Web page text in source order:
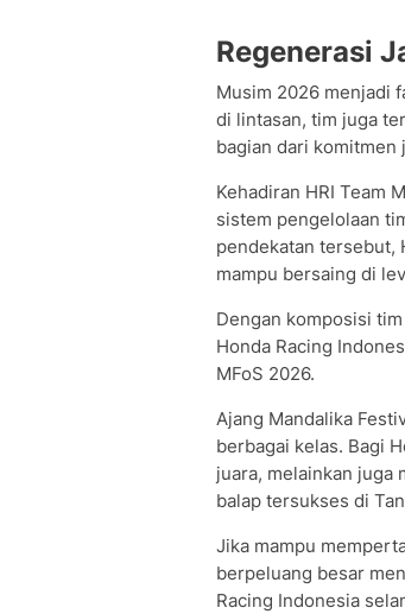
Regenerasi
Musim 2026 menjadi
di lintasan, tim juga
bagian dari komitmen
Kehadiran HRI Team
sistem pengelolaan
pendekatan tersebut,
mampu bersaing di
Dengan komposisi
Honda Racing
MFoS 2026.
Ajang Mandalika
berbagai kelas. Bagi
juara, melainkan juga
balap tersukses di
Jika mampu
berpeluang besar
Racing Indonesia